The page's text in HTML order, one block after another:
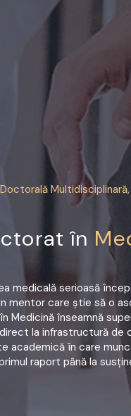
Multidisciplinară,
în
medicală serioasă
mentor care știe să o
Medicină înseamnă
la infrastructură de
academică în care
raport până la